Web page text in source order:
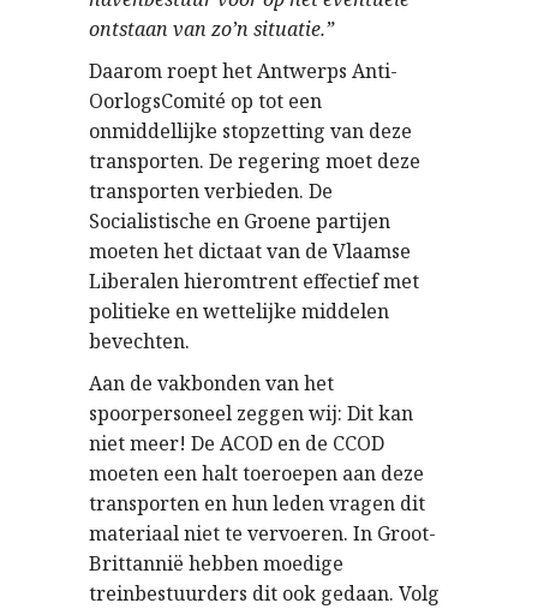
ontstaan van zo’n situatie.”
Daarom roept het Antwerps Anti-
OorlogsComité op tot een
onmiddellijke stopzetting van deze
transporten. De regering moet deze
transporten verbieden. De
Socialistische en Groene partijen
moeten het dictaat van de Vlaamse
Liberalen hieromtrent effectief met
politieke en wettelijke middelen
bevechten.
Aan de vakbonden van het
spoorpersoneel zeggen wij: Dit kan
niet meer! De ACOD en de CCOD
moeten een halt toeroepen aan deze
transporten en hun leden vragen dit
materiaal niet te vervoeren. In Groot-
Brittannië hebben moedige
treinbestuurders dit ook gedaan. Volg